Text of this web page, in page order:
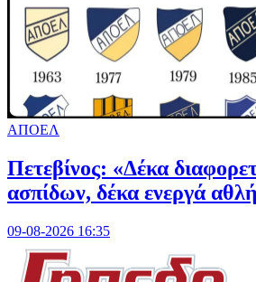
ΑΠΟΕΛ
Πετεβίνος: «Δέκα
ασπίδων, δέκα ενεργά
09-08-2026 16:35